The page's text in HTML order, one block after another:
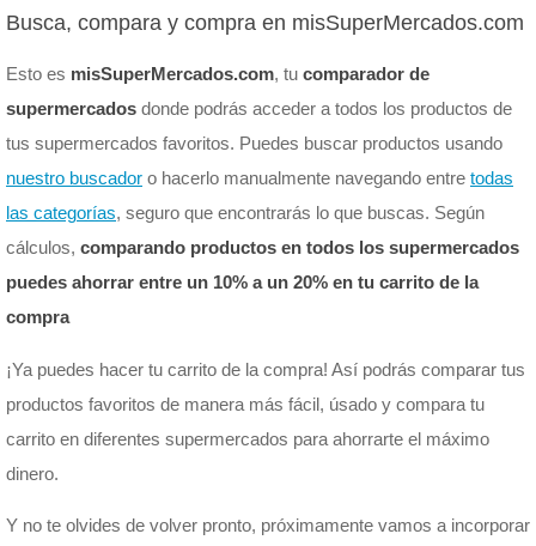
Busca, compara y compra en misSuperMercados.com
Esto es misSuperMercados.com, tu comparador de
supermercados donde podrás acceder a todos los productos de
tus supermercados favoritos. Puedes buscar productos usando
nuestro buscador o hacerlo manualmente navegando entre todas
las categorías, seguro que encontrarás lo que buscas. Según
cálculos, comparando productos en todos los supermercados
puedes ahorrar entre un 10% a un 20% en tu carrito de la
compra
¡Ya puedes hacer tu carrito de la compra! Así podrás comparar tus
productos favoritos de manera más fácil, úsado y compara tu
carrito en diferentes supermercados para ahorrarte el máximo
dinero.
Y no te olvides de volver pronto, próximamente vamos a incorporar